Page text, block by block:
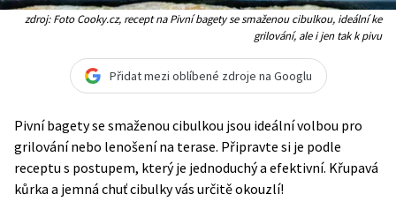
zdroj: Foto Cooky.cz, recept na Pivní bagety se smaženou cibulkou, ideální ke
grilování, ale i jen tak k pivu
Přidat mezi oblíbené zdroje na Googlu
Pivní bagety se smaženou cibulkou jsou ideální volbou pro
grilování nebo lenošení na terase. Připravte si je podle
receptu s postupem, který je jednoduchý a efektivní. Křupavá
kůrka a jemná chuť cibulky vás určitě okouzlí!